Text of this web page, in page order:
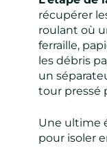
récupérer
roulant où
ferraille,
les débris
un
tour pressé
Une ultime
pour isoler